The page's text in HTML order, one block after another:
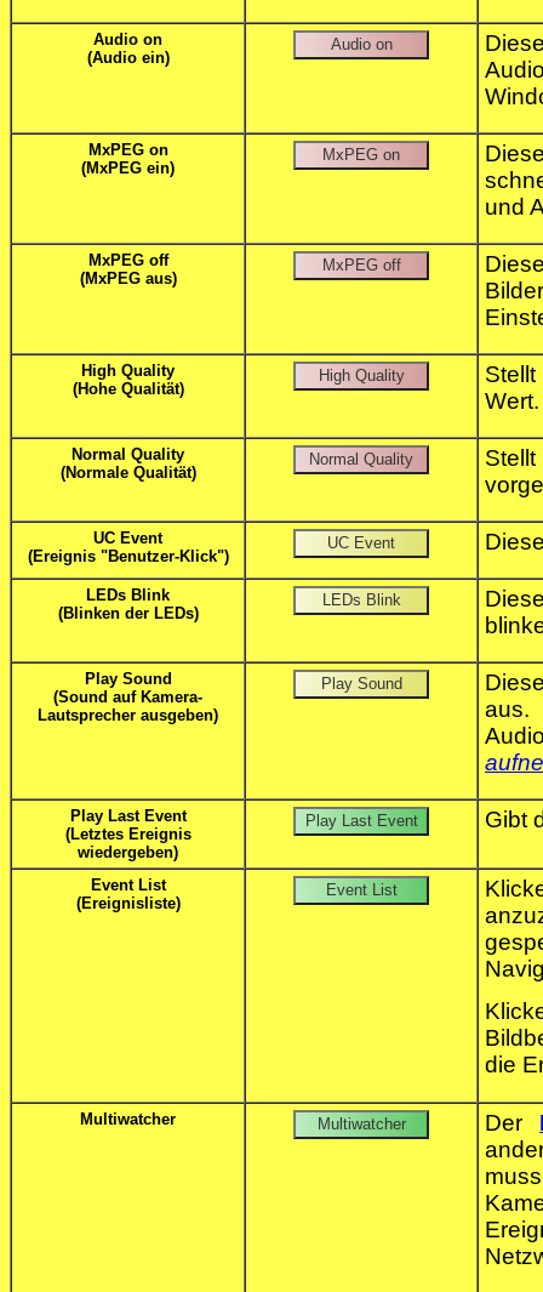
Audio on
(Audio ein)
MxPEG on
(MxPEG ein)
und
MxPEG off
(MxPEG aus)
High Quality
(Hohe Qualität)
Wert.
Normal Quality
(Normale Qualität)
UC Event
(Ereignis "Benutzer-Klick")
LEDs Blink
(Blinken der LEDs)
Play Sound
(Sound auf Kamera-
Lautsprecher ausgeben)
aus.
Play Last Event
(Letztes Ereignis
wiedergeben)
Gibt
Event List
(Ereignisliste)
die
Multiwatcher Der